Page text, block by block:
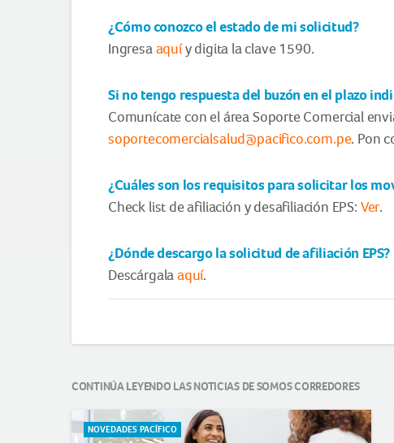
¿Cómo conozco el estado de mi solicitud?
Ingresa aquíy digita la clave 1590.
Si no tengo respuesta del buzón en el plazo
Comunícate con el área Soporte Comercial
soportecomercialsalud@pacifico.com.pe. Pon
¿Cuáles son los requisitos para solicitar los
Check list de afiliación y desafiliación EPS: Ver.
¿Dónde descargo la solicitud de afiliación EPS?
Descárgalaaquí.
CONTINÚA LEYENDO LAS NOTICIAS DE SOMOS CORREDORES
NOTICIAS DESTACADAS
NOVEDADES PACÍFICO